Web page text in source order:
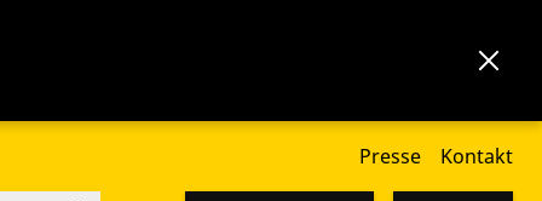
Presse Kontakt